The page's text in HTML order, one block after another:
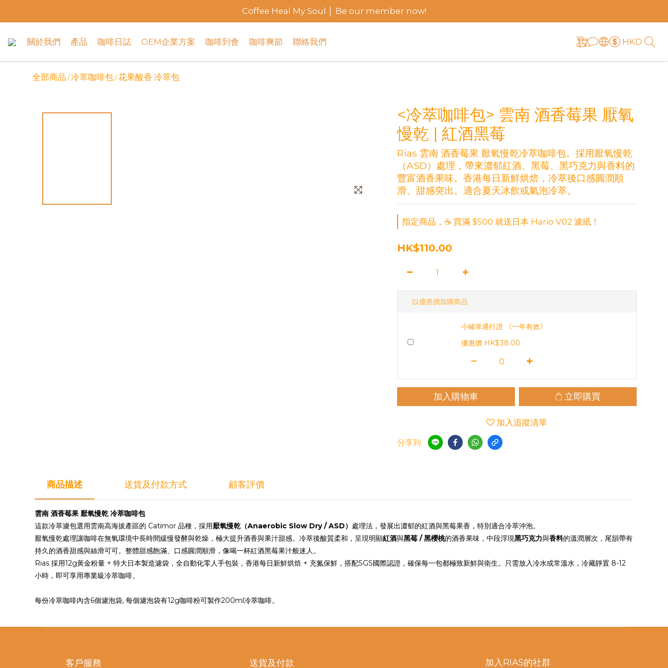
Coffee Heal My Soul │ Be our member now!
關於我們 產品 咖啡日誌 OEM企業方案 咖啡到會 咖啡爽節 聯絡我們 HKD
全部商品 /冷萃咖啡包/花果酸香 冷萃包
<冷萃咖啡包> 雲南 酒香莓果 厭氧
慢乾 | 紅酒黑莓
Rias 雲南 酒香莓果 厭氧慢乾冷萃咖啡包。採用厭氧慢乾
（ASD）處理，帶來濃郁紅酒、黑莓、黑巧克力與香料的
豐富酒香果味。香港每日新鮮烘焙，冷萃後口感圓潤順
滑、甜感突出。適合夏天冰飲或氣泡冷萃。
指定商品，☕ 買滿 $500 就送日本 Hario V02 濾紙！
HK$110.00
以優惠價加購商品
小確幸通行證 《一年有效》
優惠價 HK$38.00
加入購物車 立即購買
加入追蹤清單
分享到
商品描述 送貨及付款方式 顧客評價
雲南 酒香莓果 厭氧慢乾 冷萃咖啡包
這款冷萃濾包選用雲南高海拔產區的 Catimor 品種，採用厭氧慢乾（Anaerobic Slow Dry / ASD） 處理法，發展出濃郁的紅酒與黑莓果香，特別適合冷萃沖泡。
厭氧慢乾處理讓咖啡在無氧環境中長時間緩慢發酵與乾燥，極大提升酒香與果汁甜感。冷萃後酸質柔和，呈現明顯紅酒與黑莓 / 黑櫻桃的酒香果味，中段浮現黑巧克力與香料的溫潤層次，尾韻帶有
持久的酒香甜感與絲滑可可。整體甜感飽滿、口感圓潤順滑，像喝一杯紅酒黑莓果汁般迷人。
Rias 採用12g黃金粉量 + 特大日本製造濾袋，全自動化零人手包裝，香港每日新鮮烘焙 + 充氮保鮮，搭配SGS國際認證，確保每一包都極致新鮮與衛生。只需放入冷水或常溫水，冷藏靜置 8-12
小時，即可享用專業級冷萃咖啡。
每份冷萃咖啡內含6個濾泡袋, 每個濾泡袋有12g咖啡粉可製作200ml冷萃咖啡。
客戶服務 送貨及付款 加入RIAS的社群